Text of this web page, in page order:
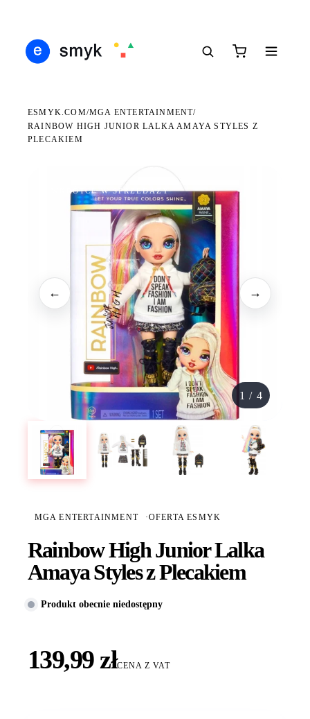
ESMYK.COM/MGA ENTERTAINMENT/
RAINBOW HIGH JUNIOR LALKA AMAYA STYLES Z
PLECAKIEM
WKRÓTCE W SPRZEDAŻY
← →
1 / 4
MGA ENTERTAINMENT ·OFERTA ESMYK
Rainbow High Junior Lalka
Amaya Styles z Plecakiem
Produkt obecnie niedostępny
139,99 złCENA Z VAT